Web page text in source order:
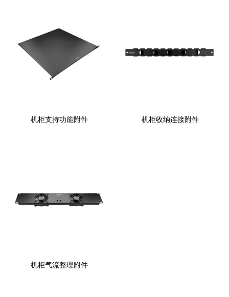
机柜支持功能附件 机柜收纳连接附件
机柜气流整理附件